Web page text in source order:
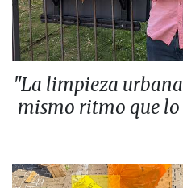
"La limpieza
mismo ritmo que lo